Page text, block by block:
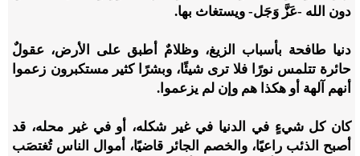
دون الله -عَزَّ وَجَل- ويستغاث بها.
دنيا طافحة بأسباب الزيغ، وظلامٌ أطبق على الأرض، عقولٌ
حائرة تتلمس نورًا فلا ترى شيئًا، وبشرًا كثير مستكبرون زعموا
أنهم آلهة أو هكذا هم وإن لم يزعموا.
كان كل شيءٍ في الدنيا في غير شكله، أو في غير محله، قد
أصبح الذئب راعيًا، والخصم الجائر قاضيًا، أموال الناس تُغتصَب